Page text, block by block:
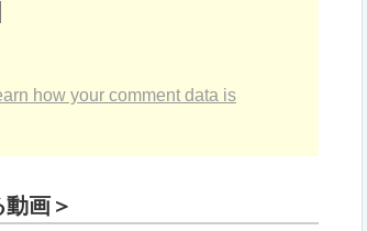
how your comment data is
画＞